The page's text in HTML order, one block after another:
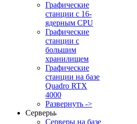
Графические
станции с 16-
ядерным CPU
Графические
станции с
большим
хранилищем
Графические
станции на базе
Quadro RTX
4000
Развернуть ->
Серверы
Серверы на базе